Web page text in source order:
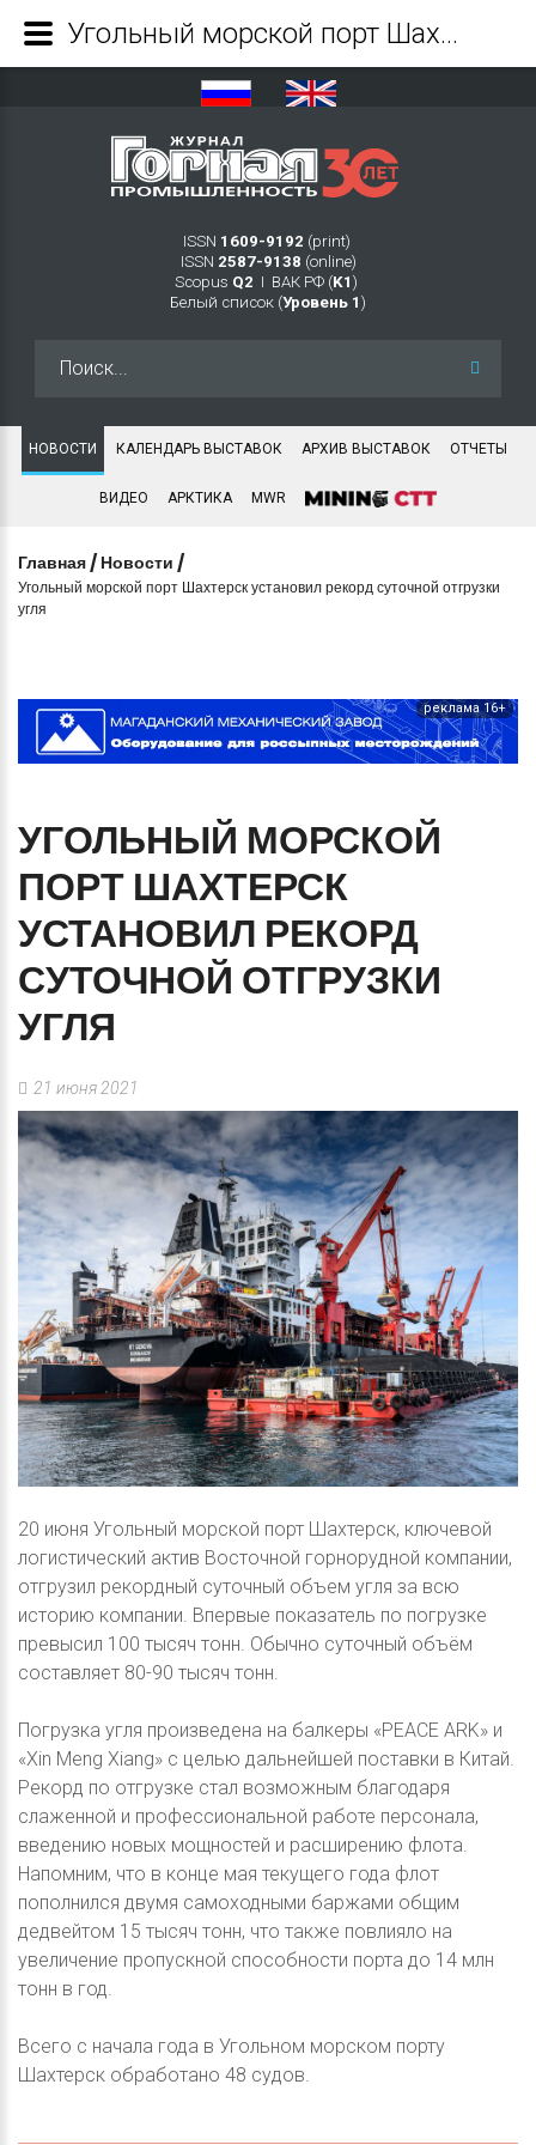
ISSN 1609-9192 (print)
ISSN 2587-9138 (online)
Scopus Q2 Ι ВАК РФ (K1 )
Белый список (Уровень 1 )
НОВОСТИ КАЛЕНДАРЬ ВЫСТАВОК АРХИВ ВЫСТАВОК ОТЧЕТЫ
ВИДЕО АРКТИКА MWR
Главная / Новости /
Угольный морской порт Шахтерск установил рекорд суточной отгрузки
угля
реклама 16+
УГОЛЬНЫЙ МОРСКОЙ
ПОРТ ШАХТЕРСК
УСТАНОВИЛ РЕКОРД
СУТОЧНОЙ ОТГРУЗКИ
УГЛЯ
21 июня 2021
20 июня Угольный морской порт Шахтерск, ключевой
логистический актив Восточной горнорудной компании,
отгрузил рекордный суточный объем угля за всю
историю компании. Впервые показатель по погрузке
превысил 100 тысяч тонн. Обычно суточный объём
составляет 80-90 тысяч тонн.
Погрузка угля произведена на балкеры «PEACE ARK» и
«Xin Meng Xiang» с целью дальнейшей поставки в Китай.
Рекорд по отгрузке стал возможным благодаря
слаженной и профессиональной работе персонала,
введению новых мощностей и расширению флота.
Напомним, что в конце мая текущего года флот
пополнился двумя самоходными баржами общим
дедвейтом 15 тысяч тонн, что также повлияло на
увеличение пропускной способности порта до 14 млн
тонн в год.
Всего с начала года в Угольном морском порту
Шахтерск обработано 48 судов.
Угольный морской порт Шахтерск установил рекорд суточной отгрузки угля - Журнал Горная промышленность